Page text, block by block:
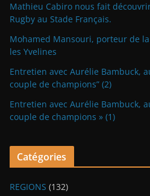
Mathieu Cabiro nous fait
Rugby au Stade Français.
Mohamed Mansouri, porteur de
les Yvelines
Entretien avec Aurélie Bambuck,
couple de champions” (2)
Entretien avec Aurélie Bambuck,
couple de champions » (1)
Catégories
REGIONS (132)